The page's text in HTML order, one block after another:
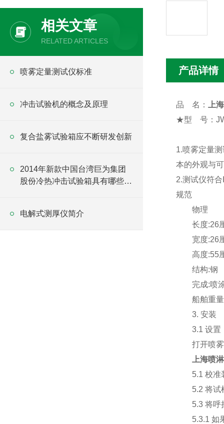
相关文章
RELATED ARTICLES
喷雾定量测试仪标准
冲击试验机的概念及原理
复合盐雾试验箱应不断研发创新
2014年新款中国台湾巨为集团
股份冷热冲击试验箱具有哪些优
电解式测厚仪简介
产品详情
品 名：
上
★型 号：
1.喷雾定量
本的外观与
2.测试仪符
规范
物理
长度:26
宽度:26
高度:55
结构:钢
完成:喷涂
船舶重量
3. 安装
3.1 设置
打开喷雾
上海喷
5.1 校准装
5.2 将试样
5.3 将呼拉
5.3.1 如果